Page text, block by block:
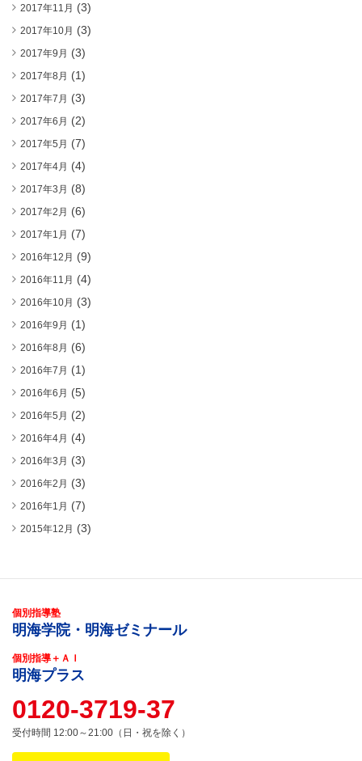
2017年11月 (3)
2017年10月 (3)
2017年9月 (3)
2017年8月 (1)
2017年7月 (3)
2017年6月 (2)
2017年5月 (7)
2017年4月 (4)
2017年3月 (8)
2017年2月 (6)
2017年1月 (7)
2016年12月 (9)
2016年11月 (4)
2016年10月 (3)
2016年9月 (1)
2016年8月 (6)
2016年7月 (1)
2016年6月 (5)
2016年5月 (2)
2016年4月 (4)
2016年3月 (3)
2016年2月 (3)
2016年1月 (7)
2015年12月 (3)
個別指導塾
明海学院・明海ゼミナール
個別指導＋ＡＩ
明海プラス
0120-3719-37
受付時間 12:00～21:00（日・祝を除く）